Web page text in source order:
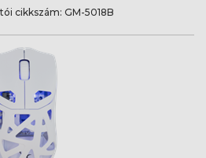
cikkszám: GM-5018B